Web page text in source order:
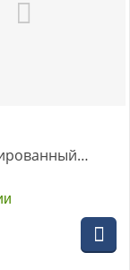
20 мм серии